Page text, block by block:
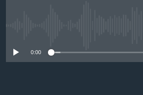
ຊີວິດຊາວລາວ
0:00